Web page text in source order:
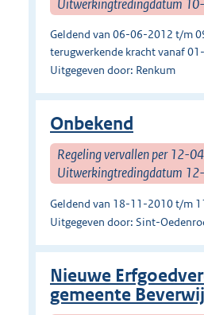
Uitwerkingtredingdatum
Geldend van 06-06-2012 t/m
terugwerkende kracht vanaf
Uitgegeven door: Renkum
Onbekend
Regeling vervallen per 12-
Uitwerkingtredingdatum
Geldend van 18-11-2010 t/m
Uitgegeven door: Sint-
Nieuwe
gemeente